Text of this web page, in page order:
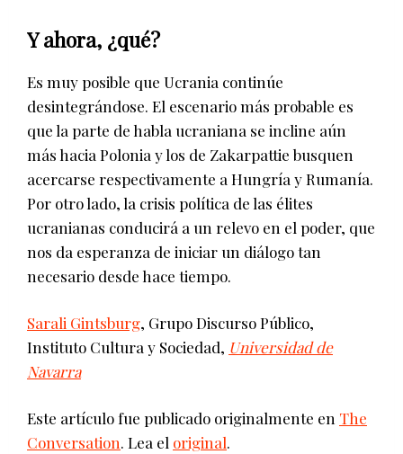
Y ahora, ¿qué?
Es muy posible que Ucrania continúe
desintegrándose. El escenario más probable es
que la parte de habla ucraniana se incline aún
más hacia Polonia y los de Zakarpattie busquen
acercarse respectivamente a Hungría y Rumanía.
Por otro lado, la crisis política de las élites
ucranianas conducirá a un relevo en el poder, que
nos da esperanza de iniciar un diálogo tan
necesario desde hace tiempo.
Sarali Gintsburg, Grupo Discurso Público,
Instituto Cultura y Sociedad, Universidad de
Navarra
Este artículo fue publicado originalmente en The
Conversation. Lea el original.